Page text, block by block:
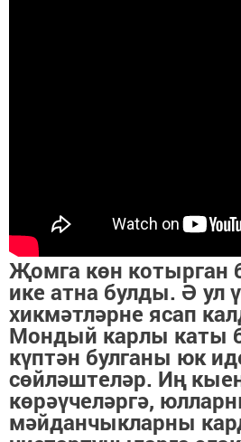
Җомга көн котырган
ике атна булды. Ә ул
хикмәтләрне ясап
Мондый карлы каты
күптән булганы юк
сөйләштеләр. Иң
көрәүчеләргә,
мәйданчыкларны